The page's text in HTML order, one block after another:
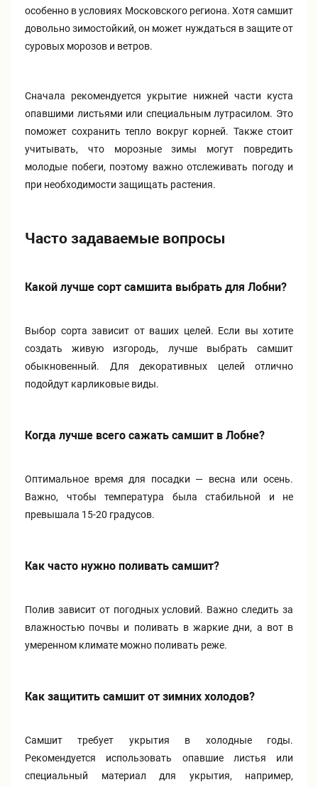
особенно в условиях Московского региона. Хотя самшит
довольно зимостойкий, он может нуждаться в защите от
суровых морозов и ветров.
Сначала рекомендуется укрытие нижней части куста
опавшими листьями или специальным лутрасилом. Это
поможет сохранить тепло вокруг корней. Также стоит
учитывать, что морозные зимы могут повредить
молодые побеги, поэтому важно отслеживать погоду и
при необходимости защищать растения.
Часто задаваемые вопросы
Какой лучше сорт самшита выбрать для Лобни?
Выбор сорта зависит от ваших целей. Если вы хотите
создать живую изгородь, лучше выбрать самшит
обыкновенный. Для декоративных целей отлично
подойдут карликовые виды.
Когда лучше всего сажать самшит в Лобне?
Оптимальное время для посадки — весна или осень.
Важно, чтобы температура была стабильной и не
превышала 15-20 градусов.
Как часто нужно поливать самшит?
Полив зависит от погодных условий. Важно следить за
влажностью почвы и поливать в жаркие дни, а вот в
умеренном климате можно поливать реже.
Как защитить самшит от зимних холодов?
Самшит требует укрытия в холодные годы.
Рекомендуется использовать опавшие листья или
специальный материал для укрытия, например,